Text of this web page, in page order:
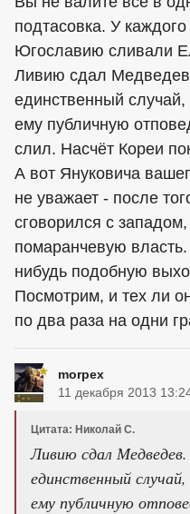
подтасовка. У
Югославию сливали
Ливию сдал
единственный
ему публичную
слил. Насчёт Кореи
А вот Януковича
не уважает - после
сговорился с
помаранчевую
нибудь подобную
Посмотрим, и тех ли
по два раза на одни
morpex
11 декабря 2013
Цитата: Николай С.
Ливию сдал
единственный
ему публичную